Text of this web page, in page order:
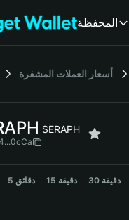
المحفظة
أسعار العملات المشفرة
SERAPH
5 دقائق 15 دقيقة 30 دقيقة